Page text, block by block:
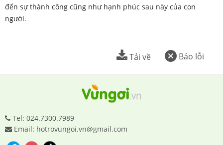
đến sự thành công cũng như hạnh phúc sau này của con
người.
Báo lỗi
Tải về
Tel: 024.7300.7989
Email: hotrovungoi.vn@gmail.com